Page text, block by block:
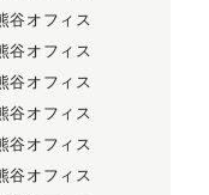
谷オフィス
谷オフィス
谷オフィス
谷オフィス
谷オフィス
谷オフィス